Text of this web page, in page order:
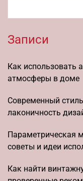
Записи
Как использовать
атмосферы в доме
Современный
лаконичность
Параметрическая
советы и идеи
Как найти